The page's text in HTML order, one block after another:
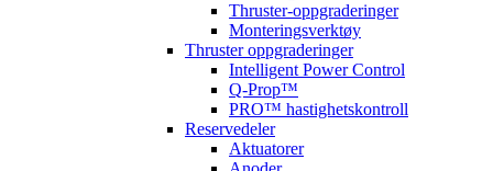
Thruster-oppgraderinger
Monteringsverktøy
Thruster oppgraderinger
Intelligent Power Control
Q-Prop™
PRO™ hastighetskontroll
Reservedeler
Aktuatorer